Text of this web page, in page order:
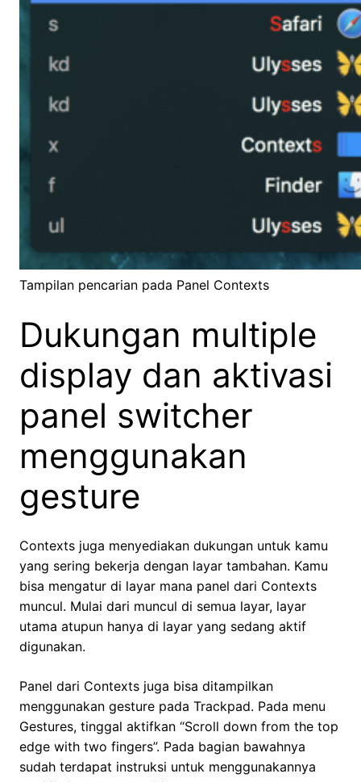
Tampilan pencarian pada Panel Contexts
Dukungan multiple
display dan aktivasi
panel switcher
menggunakan
gesture
Contexts juga menyediakan dukungan untuk kamu
yang sering bekerja dengan layar tambahan. Kamu
bisa mengatur di layar mana panel dari Contexts
muncul. Mulai dari muncul di semua layar, layar
utama atupun hanya di layar yang sedang aktif
digunakan.
Panel dari Contexts juga bisa ditampilkan
menggunakan gesture pada Trackpad. Pada menu
Gestures, tinggal aktifkan “Scroll down from the top
edge with two fingers”. Pada bagian bawahnya
sudah terdapat instruksi untuk menggunakannya